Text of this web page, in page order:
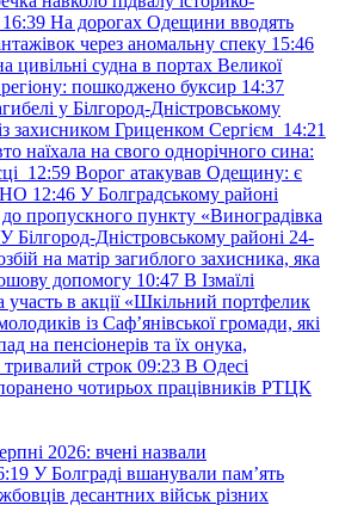
16:39 На дорогах Одещини вводять
через аномальну спеку 15:46
цивільні судна в портах Великої
пошкоджено буксир 14:37
у Білгород-Дністровському
захисником Гриценком Сергієм 14:21
наїхала на свого однорічного сина:
12:59 Ворог атакував Одещину: є
12:46 У Болградському районі
пропускного пункту «Виноградівка
У Білгород-Дністровському районі 24-
на матір загиблого захисника, яка
допомогу 10:47 В Ізмаїлі
участь в акції «Шкільний портфелик
із Саф’янівської громади, які
на пенсіонерів та їх онука,
тривалий строк 09:23 В Одесі
чотирьох працівників РТЦК
2026: вчені назвали
У Болграді вшанували пам’ять
десантних військ різних